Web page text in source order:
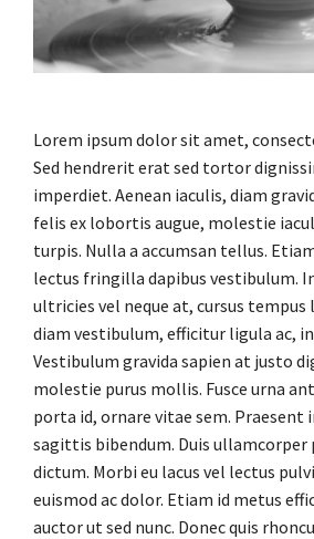
Lorem ipsum dolor sit amet,
Sed hendrerit erat sed tortor
imperdiet. Aenean iaculis, diam
felis ex lobortis augue, molestie
turpis. Nulla a accumsan tellus.
lectus fringilla dapibus vestibulum.
ultricies vel neque at, cursus tempus
diam vestibulum, efficitur ligula ac,
Vestibulum gravida sapien at justo
molestie purus mollis. Fusce urna
porta id, ornare vitae sem. Praesent
sagittis bibendum. Duis ullamcorper
dictum. Morbi eu lacus vel lectus
euismod ac dolor. Etiam id metus
auctor ut sed nunc. Donec quis